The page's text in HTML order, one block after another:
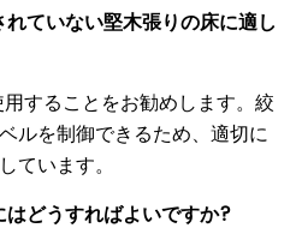
ていない堅木張りの床に適し
することをお勧めします。絞
ルを制御できるため、適切に
ています。
どうすればよいですか?